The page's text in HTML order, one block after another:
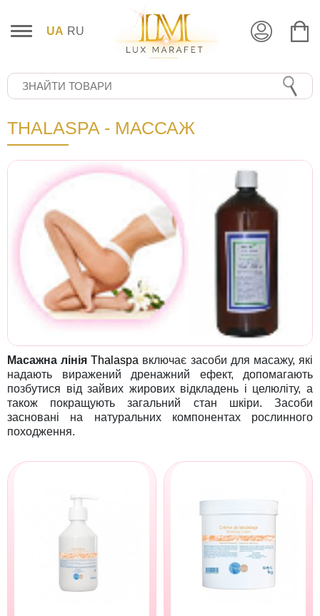
UA RU
THALASPA - МАССАЖ
Масажна лінія Thalaspa включає засоби для масажу, які
надають виражений дренажний ефект, допомагають
позбутися від зайвих жирових відкладень і целюліту, а
також покращують загальний стан шкіри. Засоби
засновані на натуральних компонентах рослинного
походження.